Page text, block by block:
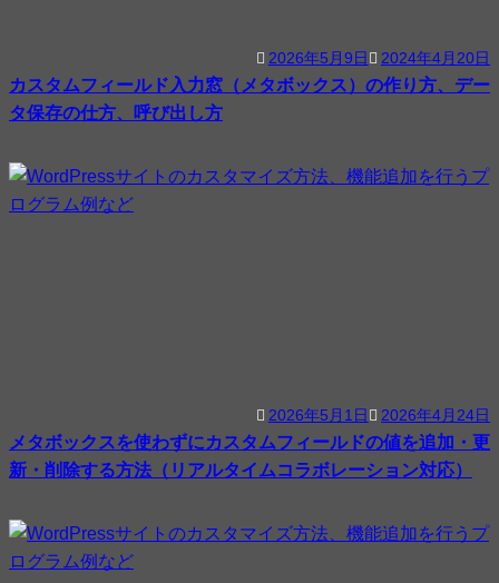
2026年5月9日 2024年4月20日
カスタムフィールド入力窓（メタボックス）の作り方、デー
タ保存の仕方、呼び出し方
2026年5月1日 2026年4月24日
メタボックスを使わずにカスタムフィールドの値を追加・更
新・削除する方法（リアルタイムコラボレーション対応）